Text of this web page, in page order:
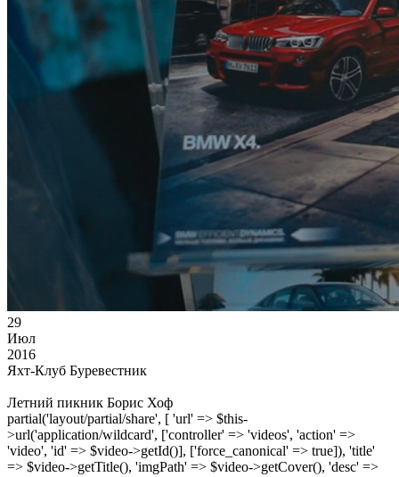
29
Июл
2016
Яхт-Клуб Буревестник
Летний пикник Борис Хоф
partial('layout/partial/share', [ 'url' => $this-
>url('application/wildcard', ['controller' => 'videos', 'action' =>
'video', 'id' => $video->getId()], ['force_canonical' => true]), 'title'
=> $video->getTitle(), 'imgPath' => $video->getCover(), 'desc' =>